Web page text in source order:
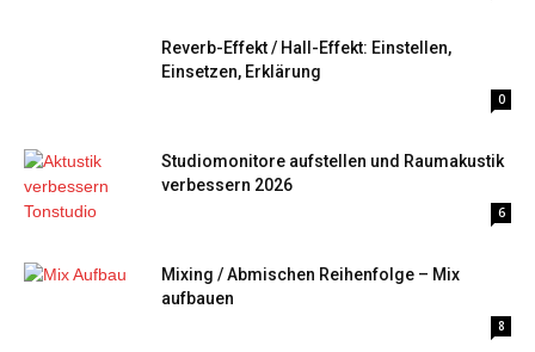
Reverb-Effekt / Hall-Effekt: Einstellen,
Einsetzen, Erklärung
0
Studiomonitore aufstellen und Raumakustik
verbessern 2026
6
Mixing / Abmischen Reihenfolge – Mix
aufbauen
8